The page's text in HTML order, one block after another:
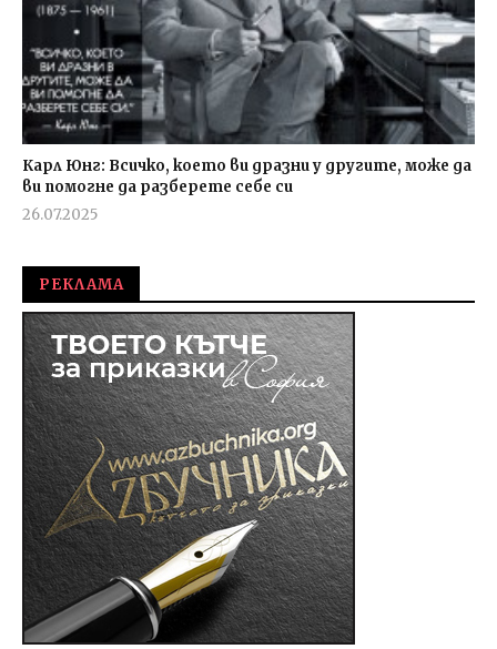
Карл Юнг: Всичко, което ви дразни у другите, може да
ви помогне да разберете себе си
26.07.2025
РЕКЛАМА